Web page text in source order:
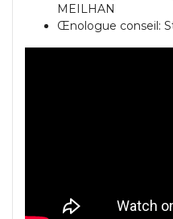
MEILHAN
Œnologue conseil: